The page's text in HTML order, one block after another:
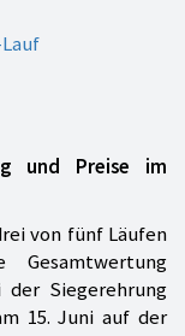
und Preise im
von fünf Läufen
Siegerehrung
15. Juni auf der